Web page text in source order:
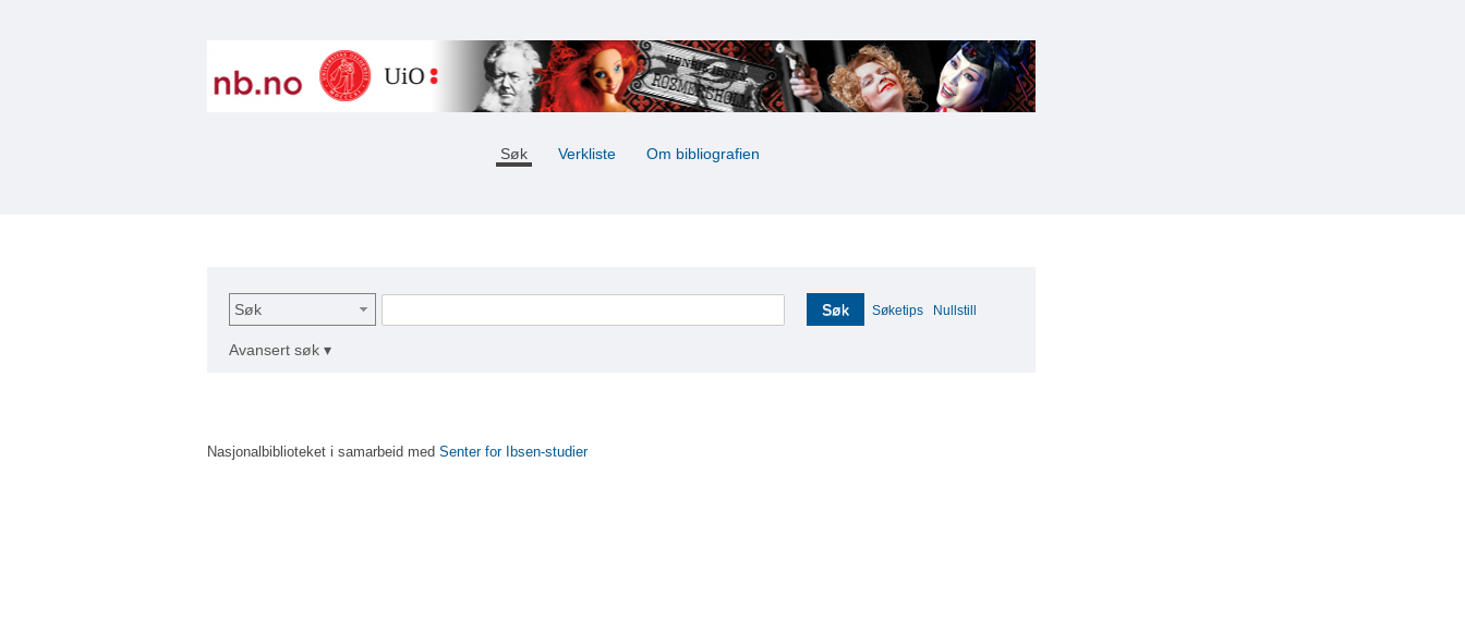
Søk Verkliste Om bibliografien
Søk Søk Søketips Nullstill
Avansert søk ▾
Nasjonalbiblioteket i samarbeid med Senter for Ibsen-studier